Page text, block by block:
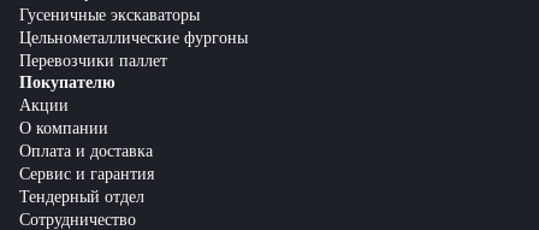
Гусеничные экскаваторы
Цельнометаллические фургоны
Перевозчики паллет
Покупателю
Акции
О компании
Оплата и доставка
Сервис и гарантия
Тендерный отдел
Сотрудничество